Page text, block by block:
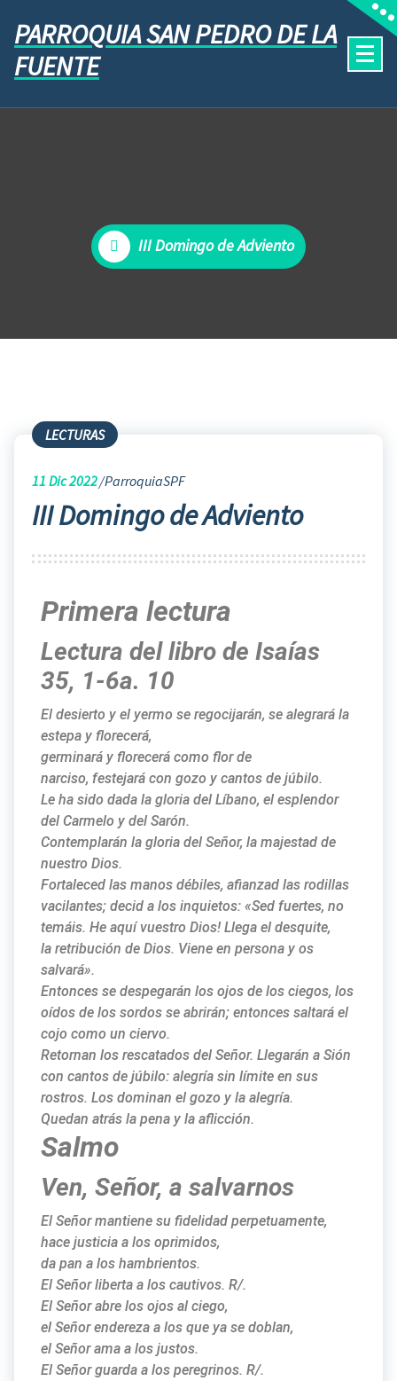
PARROQUIA SAN PEDRO DE LA
FUENTE
III Domingo de Adviento
LECTURAS
11 Dic 2022 ParroquiaSPF
III Domingo de Adviento
Primera lectura
Lectura del libro de Isaías
35, 1-6a. 10
El desierto y el yermo se regocijarán, se alegrará la
estepa y florecerá,
germinará y florecerá como flor de
narciso, festejará con gozo y cantos de júbilo.
Le ha sido dada la gloria del Líbano, el esplendor
del Carmelo y del Sarón.
Contemplarán la gloria del Señor, la majestad de
nuestro Dios.
Fortaleced las manos débiles, afianzad las rodillas
vacilantes; decid a los inquietos: «Sed fuertes, no
temáis. He aquí vuestro Dios! Llega el desquite,
la retribución de Dios. Viene en persona y os
salvará».
Entonces se despegarán los ojos de los ciegos, los
oídos de los sordos se abrirán; entonces saltará el
cojo como un ciervo.
Retornan los rescatados del Señor. Llegarán a Sión
con cantos de júbilo: alegría sin límite en sus
rostros. Los dominan el gozo y la alegría.
Quedan atrás la pena y la aflicción.
Salmo
Ven, Señor, a salvarnos
El Señor mantiene su fidelidad perpetuamente,
hace justicia a los oprimidos,
da pan a los hambrientos.
El Señor liberta a los cautivos. R/.
El Señor abre los ojos al ciego,
el Señor endereza a los que ya se doblan,
el Señor ama a los justos.
El Señor guarda a los peregrinos. R/.